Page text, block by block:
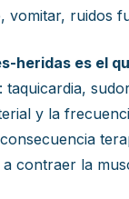
vomitar, ruidos
heridas es el
taquicardia,
y la
contraer la